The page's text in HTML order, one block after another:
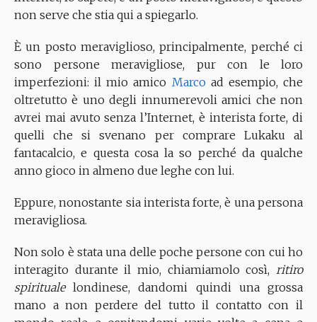
non serve che stia qui a spiegarlo.
È un posto meraviglioso, principalmente, perché ci
sono persone meravigliose, pur con le loro
imperfezioni: il mio amico Marcoad esempio, che
oltretutto è uno degli innumerevoli amici che non
avrei mai avuto senza l’Internet, è interista forte, di
quelli che si svenano per comprare Lukaku al
fantacalcio, e questa cosa la so perché da qualche
anno gioco in almeno due leghe con lui.
Eppure, nonostante sia interista forte, è una persona
meravigliosa.
Non solo è stata una delle poche persone con cui ho
interagito durante il mio, chiamiamolo così, ritiro
spiritualelondinese, dandomi quindi una grossa
mano a non perdere del tutto il contatto con il